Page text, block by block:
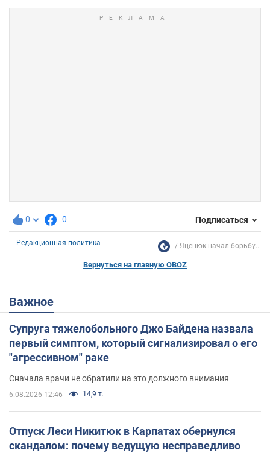
0 0 Подписаться
Редакционная политика Яценюк начал борьбу...
Вернуться на главную OBOZ
Важное
Супруга тяжелобольного Джо Байдена назвала
первый симптом, который сигнализировал о его
"агрессивном" раке
Сначала врачи не обратили на это должного внимания
6.08.2026 12:46 14,9 т.
Отпуск Леси Никитюк в Карпатах обернулся
скандалом: почему ведущую несправедливо